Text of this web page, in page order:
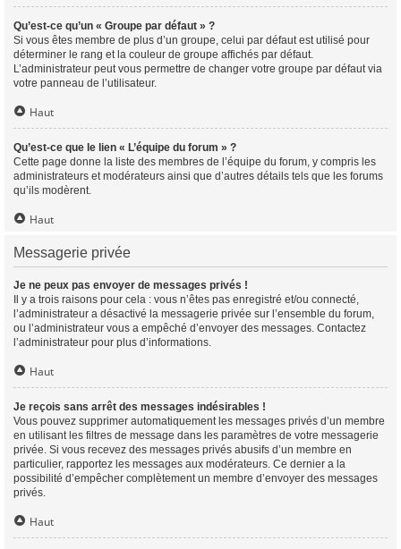
Qu’est-ce qu’un « Groupe par défaut » ?
Si vous êtes membre de plus d’un groupe, celui par défaut est utilisé pour
déterminer le rang et la couleur de groupe affichés par défaut.
L’administrateur peut vous permettre de changer votre groupe par défaut via
votre panneau de l’utilisateur.
Haut
Qu’est-ce que le lien « L’équipe du forum » ?
Cette page donne la liste des membres de l’équipe du forum, y compris les
administrateurs et modérateurs ainsi que d’autres détails tels que les forums
qu’ils modèrent.
Haut
Messagerie privée
Je ne peux pas envoyer de messages privés !
Il y a trois raisons pour cela : vous n’êtes pas enregistré et/ou connecté,
l’administrateur a désactivé la messagerie privée sur l’ensemble du forum,
ou l’administrateur vous a empêché d’envoyer des messages. Contactez
l’administrateur pour plus d’informations.
Haut
Je reçois sans arrêt des messages indésirables !
Vous pouvez supprimer automatiquement les messages privés d’un membre
en utilisant les filtres de message dans les paramètres de votre messagerie
privée. Si vous recevez des messages privés abusifs d’un membre en
particulier, rapportez les messages aux modérateurs. Ce dernier a la
possibilité d’empêcher complètement un membre d’envoyer des messages
privés.
Haut